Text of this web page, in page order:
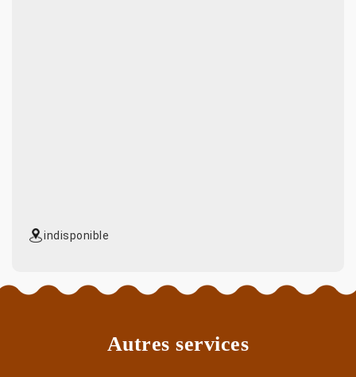
indisponible
Autres services